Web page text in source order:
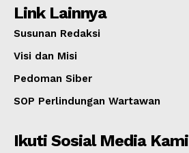
Link Lainnya
Susunan Redaksi
Visi dan Misi
Pedoman Siber
SOP Perlindungan Wartawan
Ikuti Sosial Media Kami